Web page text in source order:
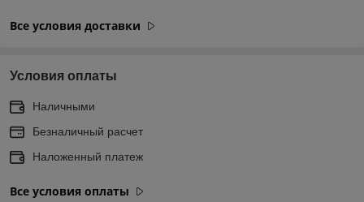
Все условия доставки
Условия оплаты
Наличными
Безналичный расчет
Наложенный платеж
Все условия оплаты